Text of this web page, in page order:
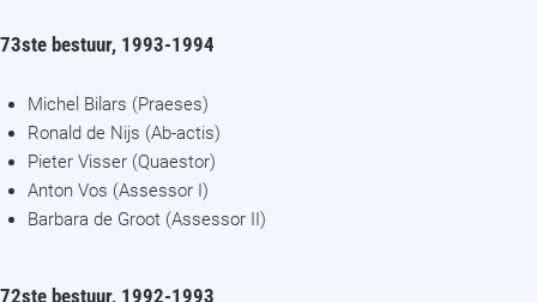
73ste bestuur, 1993-1994
Michel Bilars (Praeses)
Ronald de Nijs (Ab-actis)
Pieter Visser (Quaestor)
Anton Vos (Assessor I)
Barbara de Groot (Assessor II)
72ste bestuur, 1992-1993